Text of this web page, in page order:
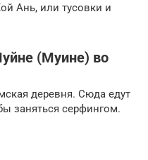
Ань, или тусовки и
(Муине) во
деревня. Сюда едут
заняться серфингом.